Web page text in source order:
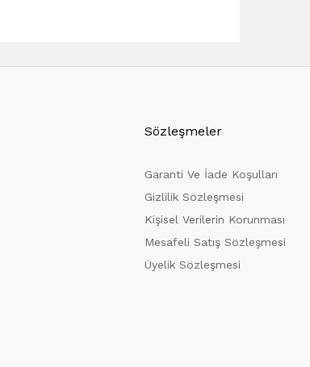
Sözleşmeler
Garanti Ve İade Koşulları
Gizlilik Sözleşmesi
Kişisel Verilerin Korunması
Mesafeli Satış Sözleşmesi
Üyelik Sözleşmesi